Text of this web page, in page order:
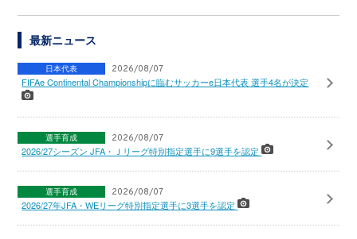
最新ニュース
日本代表 2026/08/07
FIFAe Continental Championshipに臨むサッカーe日本代表 選手4名が決定
選手育成 2026/08/07
2026/27シーズン JFA・Ｊリーグ特別指定選手に9選手を認定
選手育成 2026/08/07
2026/27年JFA・WEリーグ特別指定選手に3選手を認定